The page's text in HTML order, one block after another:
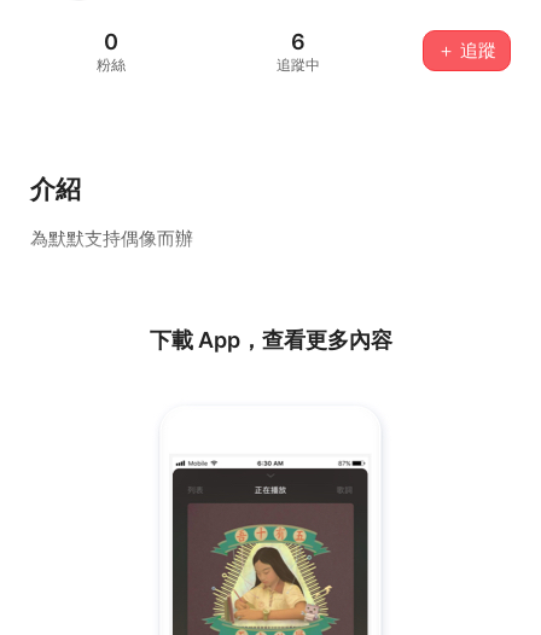
0
粉絲
6
追蹤中
＋ 追蹤
介紹
為默默支持偶像而辦
下載 App，查看更多內容